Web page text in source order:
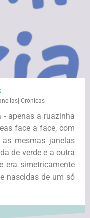
Crônicas
apenas a ruazinha
face a face, com
mesmas janelas
de verde e a outra
era simetricamente
nascidas de um só